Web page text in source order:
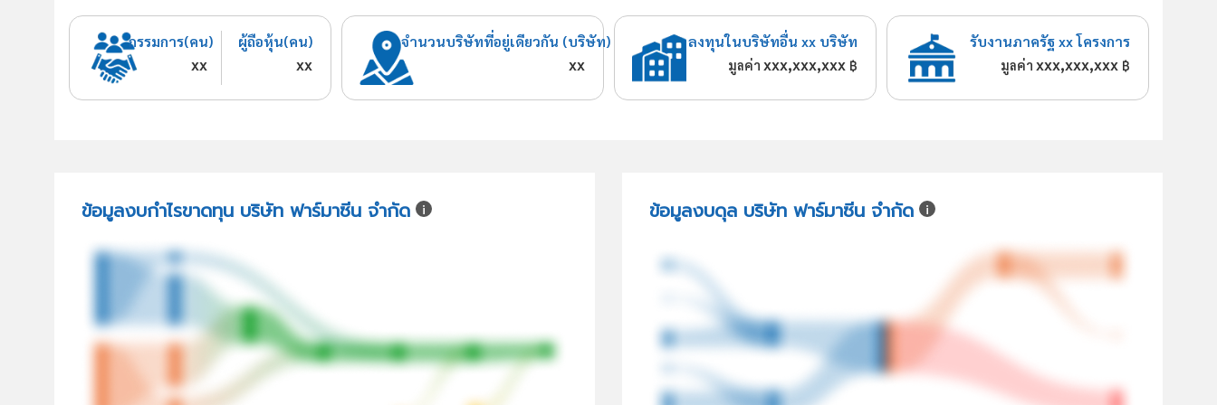
กรรมการ(คน)
xx
ผู้ถือหุ้น(คน)
xx
จำนวนบริษัทที่อยู่เดียวกัน (บริษัท)
xx
ลงทุนในบริษัทอื่น xx บริษัท
มูลค่าxxx,xxx,xxx ฿
รับงานภาครัฐ xx โครงการ
มูลค่าxxx,xxx,xxx ฿
ข้อมูลงบกำไรขาดทุน บริษัท ฟาร์มาซีน จำกัด ข้อมูลงบดุล บริษัท ฟาร์มาซีน จำกัด